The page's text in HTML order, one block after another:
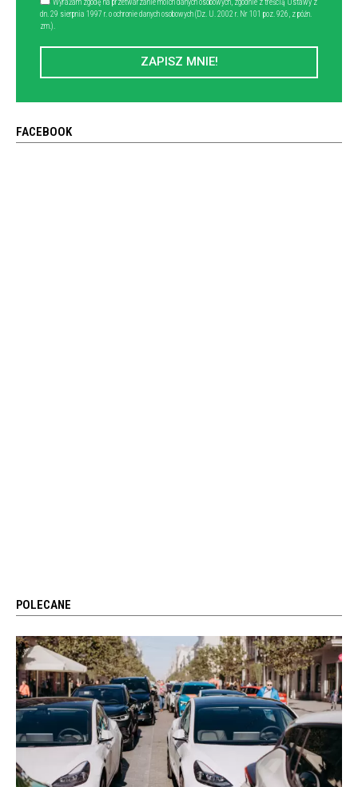
Wyrażam zgodę na przetwarzanie moich danych osobowych, zgodnie z treścią Ustawy z
dn. 29 sierpnia 1997 r. o ochronie danych osobowych (Dz. U. 2002 r. Nr 101 poz. 926, z późn.
zm.).
ZAPISZ MNIE!
FACEBOOK
POLECANE